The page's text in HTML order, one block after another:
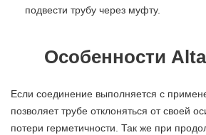
подвести трубу через муфту.
Особенности
Если соединение выполняется с
позволяет трубе отклоняться от своей
потери герметичности. Так же при